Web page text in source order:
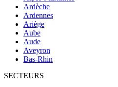
Ardèche
Ardennes
Ariège
Aube
Aude
Aveyron
Bas-Rhin
SECTEURS